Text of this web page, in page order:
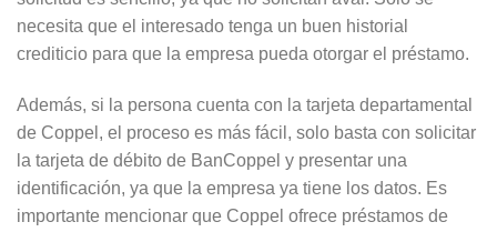
necesita que el interesado tenga un buen historial
crediticio para que la empresa pueda otorgar el préstamo.
Además, si la persona cuenta con la tarjeta departamental
de Coppel, el proceso es más fácil, solo basta con solicitar
la tarjeta de débito de BanCoppel y presentar una
identificación, ya que la empresa ya tiene los datos. Es
importante mencionar que Coppel ofrece préstamos de